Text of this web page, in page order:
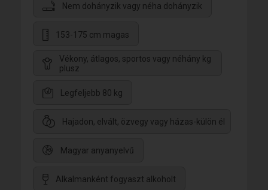
Nem dohányzik vagy néha dohányzik
153-175 cm magas
Vékony, átlagos, sportos vagy néhány kg
plusz
Legfeljebb 80 kg
Hajadon, elvált, özvegy vagy házas-külön él
Magyar anyanyelvű
Alkalmanként fogyaszt alkoholt